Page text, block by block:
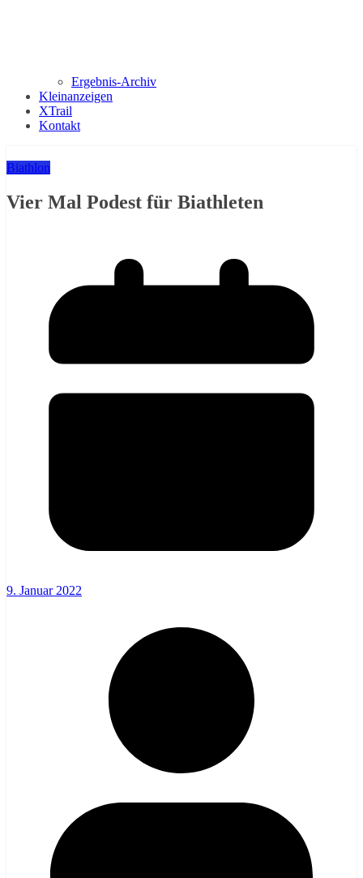
Ergebnis-Archiv
Kleinanzeigen
XTrail
Kontakt
Biathlon
Vier Mal Podest für Biathleten
9. Januar 2022